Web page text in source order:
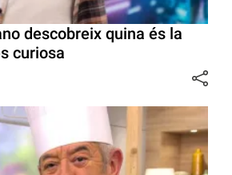
descobreix quina és la
curiosa